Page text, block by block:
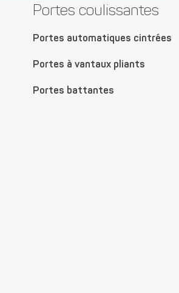
Portes coulissantes
Portes automatiques cintrées
Portes à vantaux pliants
Portes battantes